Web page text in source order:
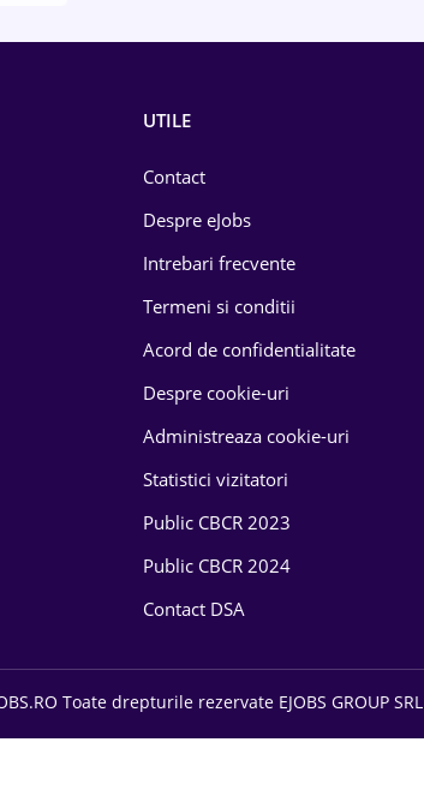
UTILE
Contact
Despre eJobs
Intrebari frecvente
Termeni si conditii
Acord de confidentialitate
Despre cookie-uri
Administreaza cookie-uri
Statistici vizitatori
Public CBCR 2023
Public CBCR 2024
Contact DSA
Toate drepturile rezervate EJOBS GROUP SRL